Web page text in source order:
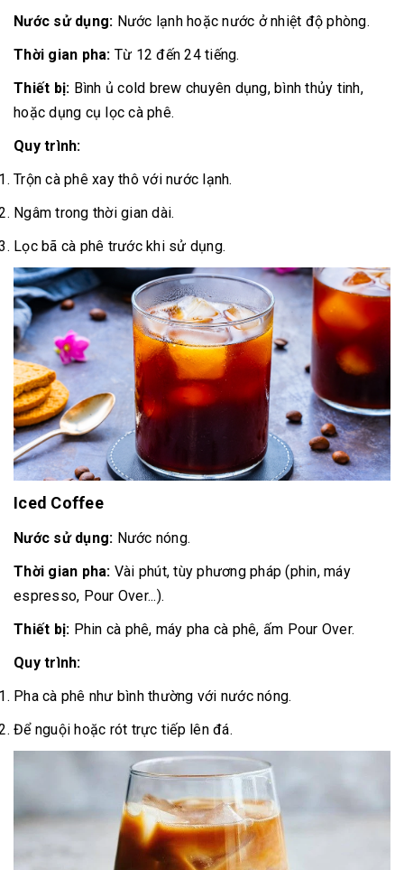
Nước sử dụng: Nước lạnh hoặc nước ở nhiệt độ phòng.
Thời gian pha: Từ 12 đến 24 tiếng.
Thiết bị: Bình ủ cold brew chuyên dụng, bình thủy tinh,
hoặc dụng cụ lọc cà phê.
Quy trình:
Trộn cà phê xay thô với nước lạnh.
Ngâm trong thời gian dài.
Lọc bã cà phê trước khi sử dụng.
Iced Coffee
Nước sử dụng: Nước nóng.
Thời gian pha: Vài phút, tùy phương pháp (phin, máy
espresso, Pour Over...).
Thiết bị: Phin cà phê, máy pha cà phê, ấm Pour Over.
Quy trình:
Pha cà phê như bình thường với nước nóng.
Để nguội hoặc rót trực tiếp lên đá.